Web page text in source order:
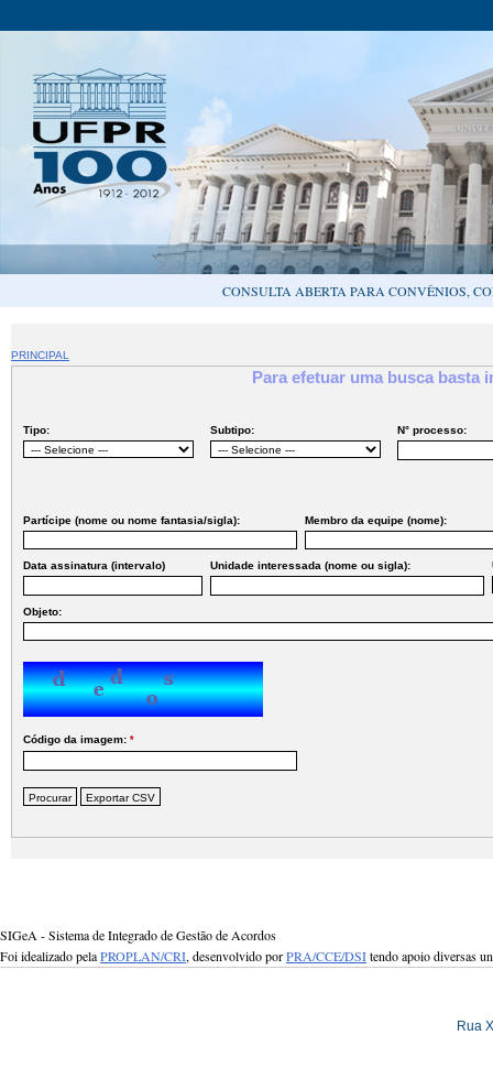
CONSULTA ABERTA PARA CONVÊNIOS,
PRINCIPAL
Para efetuar uma busca basta
Tipo: Subtipo: N° processo:
Partícipe (nome ou nome fantasia/sigla): Membro da equipe (nome):
Data assinatura (intervalo) Unidade interessada (nome ou sigla):
Objeto:
Código da imagem: *
SIGeA - Sistema de Integrado de Gestão de Acordos
Foi idealizado pelaPROPLAN/CRI, desenvolvido porPRA/CCE/DSItendo apoio diversas
Rua